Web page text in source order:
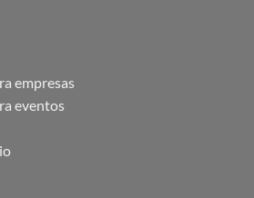
empresas
eventos